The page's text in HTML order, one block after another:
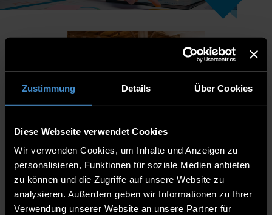
Zustimmung Details Über Cookies
Diese Webseite verwendet Cookies
Wir verwenden Cookies, um Inhalte und Anzeigen zu
personalisieren, Funktionen für soziale Medien anbieten
zu können und die Zugriffe auf unsere Website zu
analysieren. Außerdem geben wir Informationen zu Ihrer
Verwendung unserer Website an unsere Partner für
7.10.2022 | THD Zentrum für Akademische Weiterbildung